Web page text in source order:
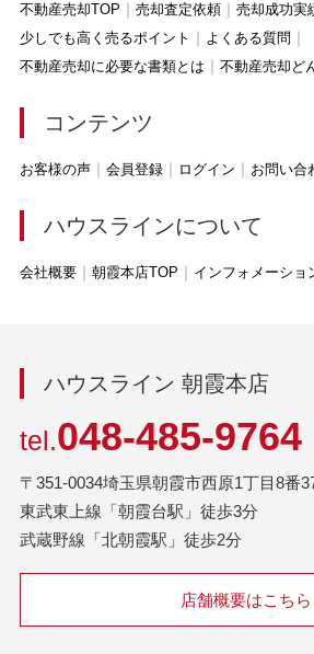
不動産売却TOP 売却査定依頼 売却成功実
少しでも高く売るポイント
よくある質問
不動産売却に必要な書類とは
不動産売却ど
コンテンツ
お客様の声 会員登録 ログイン お問い合
ハウスラインについて
会社概要 朝霞本店TOP インフォメーショ
ハウスライン 朝霞本店
tel.048-485-9764
〒351-0034埼玉県朝霞市西原1丁目8番
東武東上線「朝霞台駅」徒歩3分
武蔵野線「北朝霞駅」徒歩2分
店舗概要はこちら